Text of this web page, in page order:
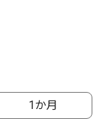
1か月